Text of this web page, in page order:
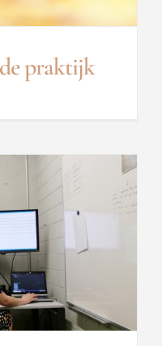
praktijk